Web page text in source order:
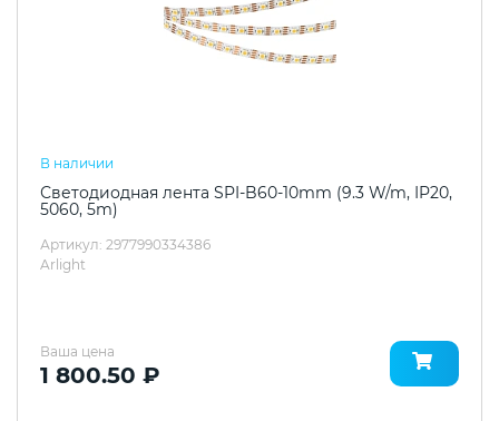
В наличии
Светодиодная лента SPI-B60-10mm (9.3 W/m, IP20,
5060, 5m)
Артикул: 2977990334386
Arlight
Ваша цена
1 800.50 ₽